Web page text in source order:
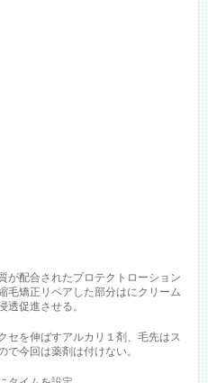
が配合されたプロテクトローション
毛矯正リペアした部分はにクリーム
透促進させる。
セを伸ばすアルカリ１剤、毛先はス
で今回は薬剤は付けない。